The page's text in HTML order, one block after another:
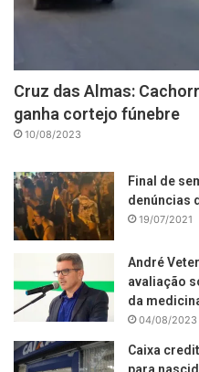
Cruz das Almas:
ganha cortejo fúnebre
10/08/2023
Final de
denúncias
19/07/2021
André
avaliação
da
04/08/2023
Caixa
para